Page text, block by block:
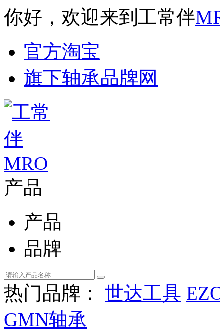
你好，欢迎来到工常伴
官方淘宝
旗下轴承品牌网
产品
产品
品牌
热门品牌： 世达工具
GMN轴承